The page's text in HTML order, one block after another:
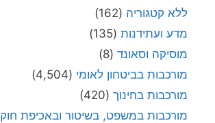
ללא קטגוריה (162)
מדע ועתידנות (135)
מוסיקה וסאונד (8)
מורכבות בביטחון לאומי (4,504)
מורכבות בחינוך (420)
מורכבות במשפט, בשיטור ובאכיפת חוק